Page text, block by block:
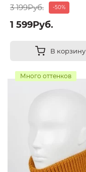
3 199Руб. -50%
1 599Руб.
В корзину
Много оттенков